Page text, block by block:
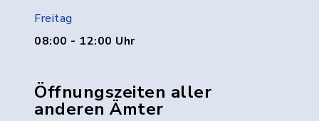
Freitag
08:00 - 12:00 Uhr
Öffnungszeiten aller
anderen Ämter